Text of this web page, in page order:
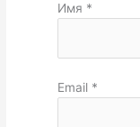
Имя *
Email *